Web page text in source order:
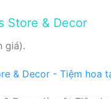
Store & Decor
giá).